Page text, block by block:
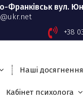
Франківськ вул.
+38
Наші досягнення
Кабінет психолога